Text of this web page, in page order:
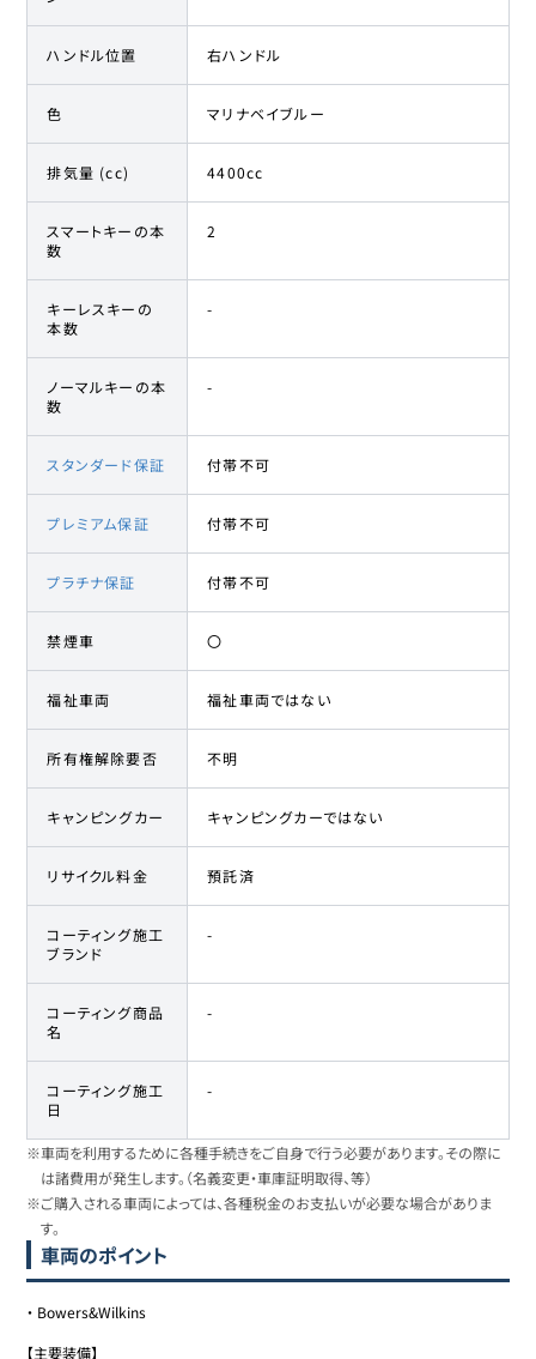
ハンドル位置 右ハンドル
色 マリナベイブルー
排気量 (cc) 4400cc
スマートキーの本
数
2
キーレスキーの
本数
-
ノーマルキーの本
数
-
スタンダード保証 付帯不可
プレミアム保証 付帯不可
プラチナ保証 付帯不可
禁煙車 〇
福祉車両 福祉車両ではない
所有権解除要否 不明
キャンピングカー キャンピングカーではない
リサイクル料金 預託済
コーティング施工
ブランド
-
コーティング商品
名
-
コーティング施工
日
-
※車両を利用するために各種手続きをご自身で行う必要があります。その際に
は諸費用が発生します。（名義変更・車庫証明取得、等）
※ご購入される車両によっては、各種税金のお支払いが必要な場合がありま
す。
車両のポイント
・ Bowers&Wilkins
【主要装備】